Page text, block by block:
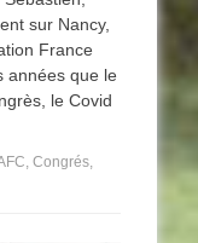
sur Nancy,
France
années que le
le Covid
, Congrés,